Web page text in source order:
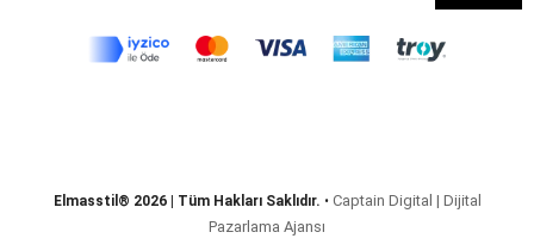
Elmasstil® 2026 | Tüm Hakları Saklıdır. • Captain Digital | Dijital
Pazarlama Ajansı